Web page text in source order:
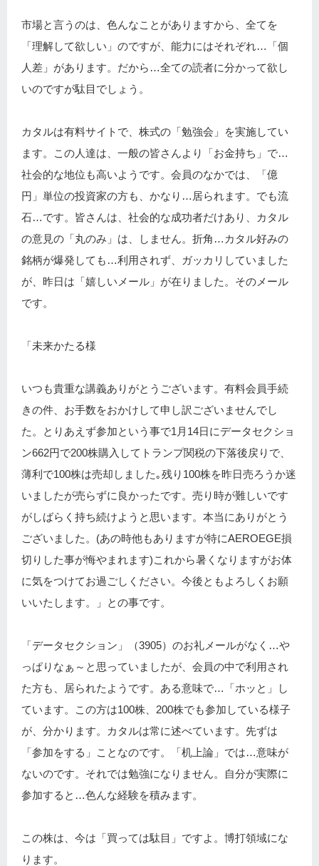
市場と言うのは、色んなことがありますから、全てを
「理解して欲しい」のですが、能力にはそれぞれ…「個
人差」があります。だから…全ての読者に分かって欲し
いのですが駄目でしょう。
カタルは有料サイトで、株式の「勉強会」を実施してい
ます。この人達は、一般の皆さんより「お金持ち」で…
社会的な地位も高いようです。会員のなかでは、「億
円」単位の投資家の方も、かなり…居られます。でも流
石…です。皆さんは、社会的な成功者だけあり、カタル
の意見の「丸のみ」は、しません。折角…カタル好みの
銘柄が爆発しても…利用されず、ガッカリしていました
が、昨日は「嬉しいメール」が在りました。そのメール
です。
「未来かたる様
いつも貴重な講義ありがとうございます。有料会員手続
きの件、お手数をおかけして申し訳ございませんでし
た。とりあえず参加という事で1月14日にデータセクショ
ン662円で200株購入してトランプ関税の下落後戻りで、
薄利で100株は売却しました｡残り100株を昨日売ろうか迷
いましたが売らずに良かったです。売り時が難しいです
がしばらく持ち続けようと思います。本当にありがとう
ございました。(あの時他もありますが特にAEROEGE損
切りした事が悔やまれます)これから暑くなりますがお体
に気をつけてお過ごしください。今後ともよろしくお願
いいたします。」との事です。
「データセクション」（3905）のお礼メールがなく…や
っぱりなぁ～と思っていましたが、会員の中で利用され
た方も、居られたようです。ある意味で…「ホッと」し
ています。この方は100株、200株でも参加している様子
が、分かります。カタルは常に述べています。先ずは
「参加をする」ことなのです。「机上論」では…意味が
ないのです。それでは勉強になりません。自分が実際に
参加すると…色んな経験を積みます。
この株は、今は「買っては駄目」ですよ。博打領域にな
ります。